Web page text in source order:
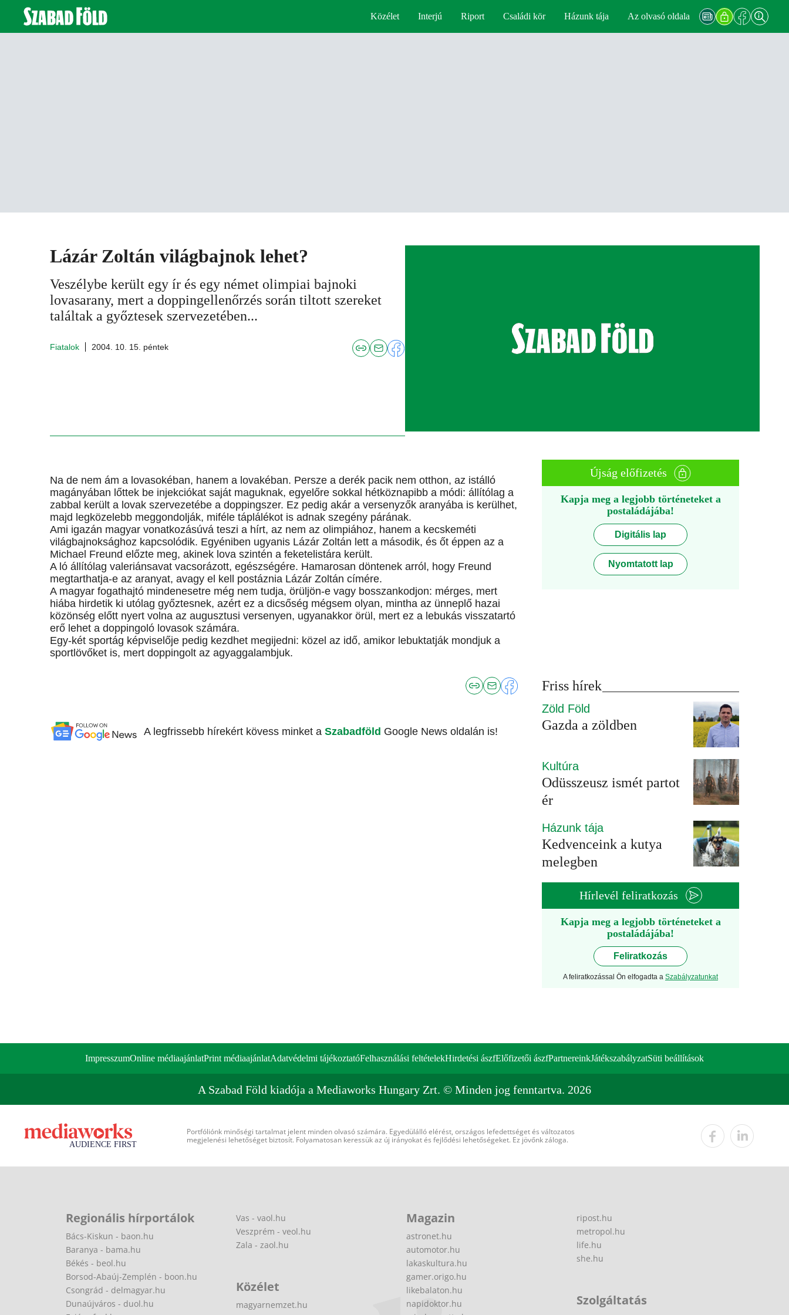
Közélet Interjú Riport Családi kör Házunk tája Az olvasó oldala
Lázár Zoltán világbajnok lehet?
Veszélybe került egy ír és egy német olimpiai bajnoki
lovasarany, mert a doppingellenőrzés során tiltott szereket
találtak a győztesek szervezetében...
Fiatalok 2004. 10. 15. péntek
Na de nem ám a lovasokéban, hanem a lovakéban. Persze a derék pacik nem otthon, az istálló
magányában lőttek be injekciókat saját maguknak, egyelőre sokkal hétköznapibb a módi: állítólag a
zabbal került a lovak szervezetébe a doppingszer. Ez pedig akár a versenyzők aranyába is kerülhet,
majd legközelebb meggondolják, miféle táplálékot is adnak szegény párának.
Ami igazán magyar vonatkozásúvá teszi a hírt, az nem az olimpiához, hanem a kecskeméti
világbajnoksághoz kapcsolódik. Egyéniben ugyanis Lázár Zoltán lett a második, és őt éppen az a
Michael Freund előzte meg, akinek lova szintén a feketelistára került.
A ló állítólag valeriánsavat vacsorázott, egészségére. Hamarosan döntenek arról, hogy Freund
megtarthatja-e az aranyat, avagy el kell postáznia Lázár Zoltán címére.
A magyar fogathajtó mindenesetre még nem tudja, örüljön-e vagy bosszankodjon: mérges, mert
hiába hirdetik ki utólag győztesnek, azért ez a dicsőség mégsem olyan, mintha az ünneplő hazai
közönség előtt nyert volna az augusztusi versenyen, ugyanakkor örül, mert ez a lebukás visszatartó
erő lehet a doppingoló lovasok számára.
Egy-két sportág képviselője pedig kezdhet megijedni: közel az idő, amikor lebuktatják mondjuk a
sportlövőket is, mert doppingolt az agyaggalambjuk.
A legfrissebb hírekért kövess minket a Szabadföld Google News oldalán is!
Újság előfizetés
Kapja meg a legjobb történeteket a
postaládájába!
Digitális lap
Nyomtatott lap
Friss hírek
Zöld Föld
Gazda a zöldben
Kultúra
Odüsszeusz ismét partot
ér
Házunk tája
Kedvenceink a kutya
melegben
Hírlevél feliratkozás
Kapja meg a legjobb történeteket a
postaládájába!
Feliratkozás
A feliratkozással Ön elfogadta a Szabályzatunkat
ImpresszumOnline médiaajánlatPrint médiaajánlatAdatvédelmi tájékoztatóFelhasználási feltételekHirdetési ászfElőfizetői ászfPartnereinkJátékszabályzatSüti beállítások
A Szabad Föld kiadója a Mediaworks Hungary Zrt. © Minden jog fenntartva. 2026
Portfóliónk minőségi tartalmat jelent minden olvasó számára. Egyedülálló elérést, országos lefedettséget és változatos
megjelenési lehetőséget biztosít. Folyamatosan keressük az új irányokat és fejlődési lehetőségeket. Ez jövőnk záloga.
Regionális hírportálok
Bács-Kiskun - baon.hu
Baranya - bama.hu
Békés - beol.hu
Borsod-Abaúj-Zemplén - boon.hu
Csongrád - delmagyar.hu
Dunaújváros - duol.hu
Vas - vaol.hu
Veszprém - veol.hu
Zala - zaol.hu
Közélet
magyarnemzet.hu
Magazin
astronet.hu
automotor.hu
lakaskultura.hu
gamer.origo.hu
likebalaton.hu
napidoktor.hu
ripost.hu
metropol.hu
life.hu
she.hu
Szolgáltatás